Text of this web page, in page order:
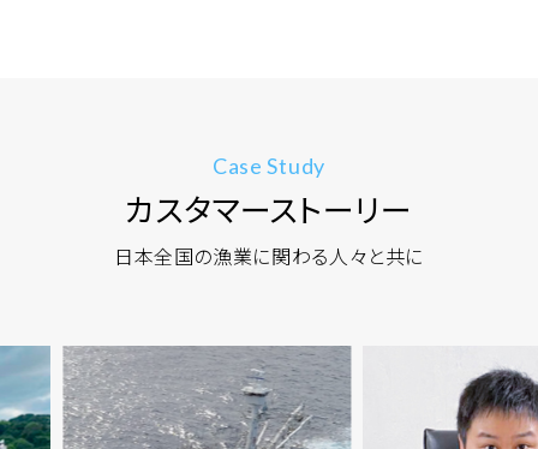
Case Study
カスタマーストーリー
日本全国の漁業に関わる人々と共に